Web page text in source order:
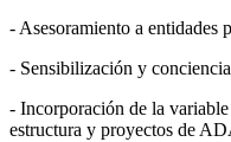
- Asesoramiento a entidades
- Sensibilización y
- Incorporación de la
estructura y proyectos de